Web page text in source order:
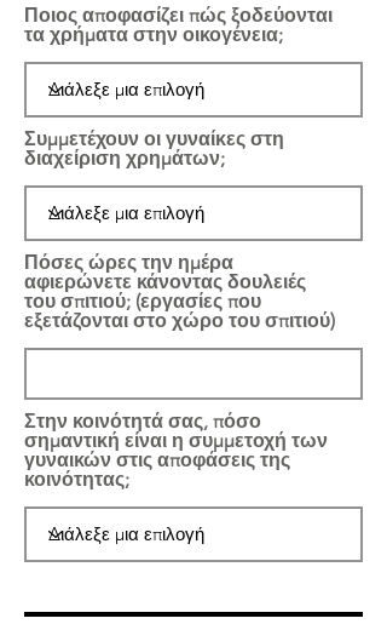
Ποιος αποφασίζει πώς ξοδεύονται
τα χρήματα στην οικογένεια;
Συμμετέχουν οι γυναίκες στη
διαχείριση χρημάτων;
Πόσες ώρες την ημέρα
αφιερώνετε κάνοντας δουλειές
του σπιτιού; (εργασίες που
εξετάζονται στο χώρο του σπιτιού)
Στην κοινότητά σας, πόσο
σημαντική είναι η συμμετοχή των
γυναικών στις αποφάσεις της
κοινότητας;